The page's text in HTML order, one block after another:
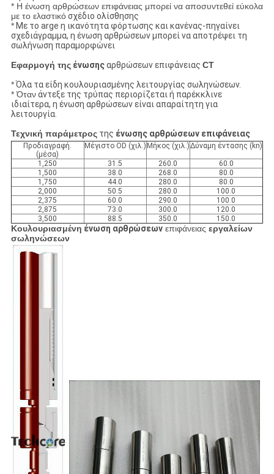
* Η ένωση αρθρώσεων επιφάνειας μπορεί να αποσυντεθεί εύκολα
με το ελαστικόσχέδιο ολίσθησης
*Με το arge η ικανότητα φόρτωσης και κανένας-πηγαίνει
σχεδιάγραμμα, η ένωση αρθρώσεων μπορεί να αποτρέψει τη
σωλήνωση παραμορφώνει
Εφαρμογή τηςένωσηςαρθρώσεων επιφάνειας CT
*Όλα τα είδη κουλουριασμένης λειτουργίας σωληνώσεων.
* Ότανάντεξε της τρύπας περιορίζεται ή παρέκκλινε
ιδιαίτερα, η ένωση αρθρώσεων είναι απαραίτητη για
λειτουργία.
Τεχνική παράμετροςτης ένωσης αρθρώσεων επιφάνειας
Προδιαγραφή.
(μέσα)
Μέγιστο OD (χιλ.) Μήκος (χιλ.)Δύναμη έντασης (kn)
1,250 31.5 260.0
60.0
1,500
38.0 268.0
80.0
1,750
44.0 280.0
80.0
2,000
50.5 280.0
100.0
2,375
60.0 290.0
100.0
2,875
73.0 300.0
120.0
3,500
88.5 350.0 150.0
Κουλουριασμένη ένωση αρθρώσεωνεπιφάνειας εργαλείων
σωληνώσεων